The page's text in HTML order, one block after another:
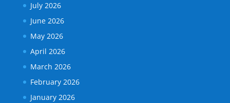
July 2026
June 2026
May 2026
April 2026
March 2026
February 2026
January 2026